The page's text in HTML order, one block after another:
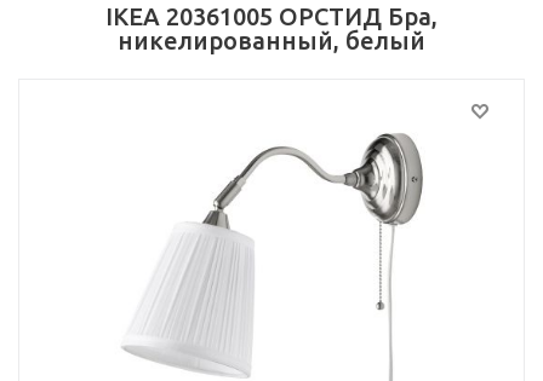
IKEA 20361005 ОРСТИД Бра,
никелированный, белый